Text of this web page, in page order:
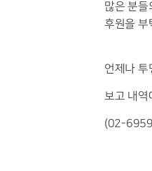
많은 분들
후원을 부
언제나 투
보고 내역
(02-